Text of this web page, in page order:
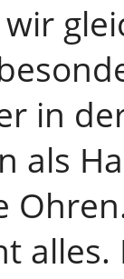
wir
in
als